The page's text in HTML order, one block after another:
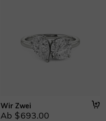
Wir Zwei
Ab $693.00